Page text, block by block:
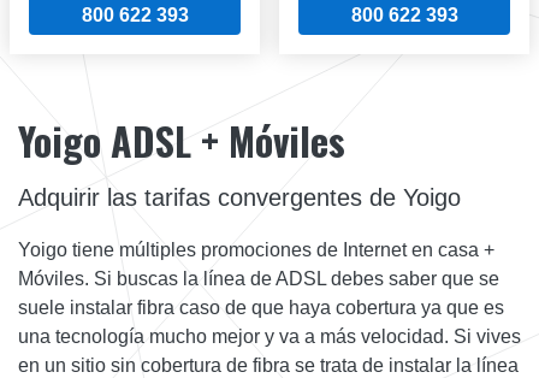
800 622 393 800 622 393
Yoigo ADSL + Móviles
Adquirir las tarifas convergentes de Yoigo
Yoigo tiene múltiples promociones de Internet en casa +
Móviles. Si buscas la línea de ADSL debes saber que se
suele instalar fibra caso de que haya cobertura ya que es
una tecnología mucho mejor y va a más velocidad. Si vives
en un sitio sin cobertura de fibra se trata de instalar la línea